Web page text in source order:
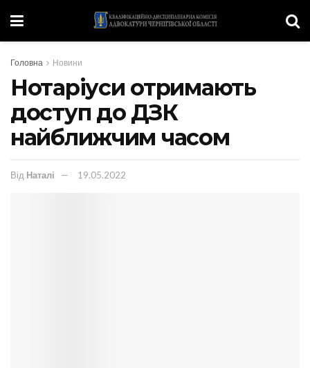
Головна Новини
Нотаріуси отримають
доступ до ДЗК
найближчим часом
Від Наталі 19.05.2022